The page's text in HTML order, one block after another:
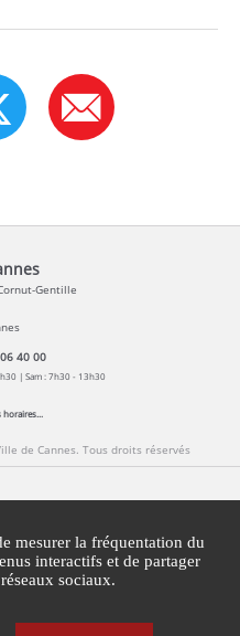
Gentille
40 00
| Sam : 7h30 - 13h30
de Cannes. Tous droits réservés
Cannes Lérins
des cookies
mesurer la fréquentation du
interactifs et de partager
sociaux.